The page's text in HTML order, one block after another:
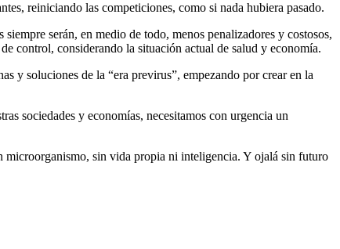
reiniciando las competiciones, como si nada hubiera pasado.
serán, en medio de todo, menos penalizadores y costosos,
control, considerando la situación actual de salud y economía.
y soluciones de la “era previrus”, empezando por crear en la
sociedades y economías, necesitamos con urgencia un
microorganismo, sin vida propia ni inteligencia. Y ojalá sin futuro